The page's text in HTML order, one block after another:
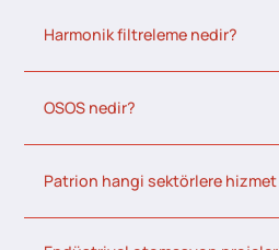
Harmonik filtreleme nedir?
OSOS nedir?
Patrion hangi sektörlere hizmet